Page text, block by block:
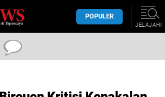
POPULER
JELAJAHI